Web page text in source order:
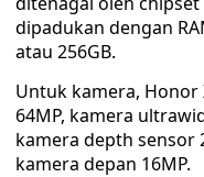
dipadukan dengan
atau 256GB.
Untuk kamera, Honor
64MP, kamera
kamera depth sensor
kamera depan 16MP.